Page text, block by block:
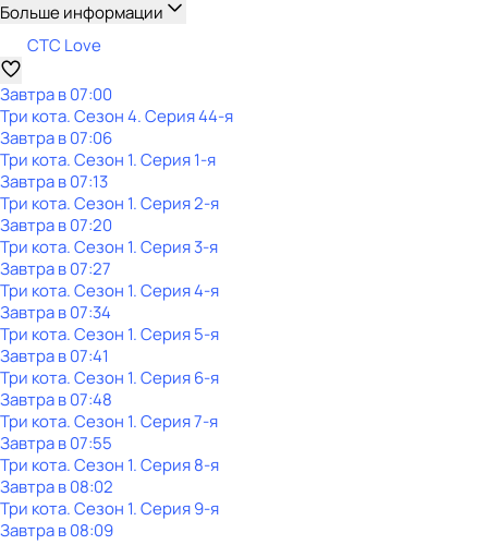
Больше информации
СТС Love
Завтра в 07:00
Три кота. Сезон 4. Серия 44-я
Завтра в 07:06
Три кота. Сезон 1. Серия 1-я
Завтра в 07:13
Три кота. Сезон 1. Серия 2-я
Завтра в 07:20
Три кота. Сезон 1. Серия 3-я
Завтра в 07:27
Три кота. Сезон 1. Серия 4-я
Завтра в 07:34
Три кота. Сезон 1. Серия 5-я
Завтра в 07:41
Три кота. Сезон 1. Серия 6-я
Завтра в 07:48
Три кота. Сезон 1. Серия 7-я
Завтра в 07:55
Три кота. Сезон 1. Серия 8-я
Завтра в 08:02
Три кота. Сезон 1. Серия 9-я
Завтра в 08:09